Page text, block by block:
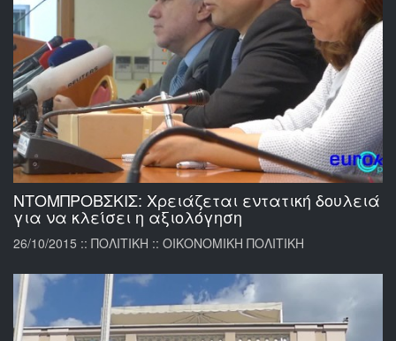
ΝΤΟΜΠΡΟΒΣΚΙΣ: Χρειάζεται εντατική δουλειά
για να κλείσει η αξιολόγηση
26/10/2015 :: ΠΟΛΙΤΙΚΗ :: ΟΙΚΟΝΟΜΙΚΗ ΠΟΛΙΤΙΚΗ